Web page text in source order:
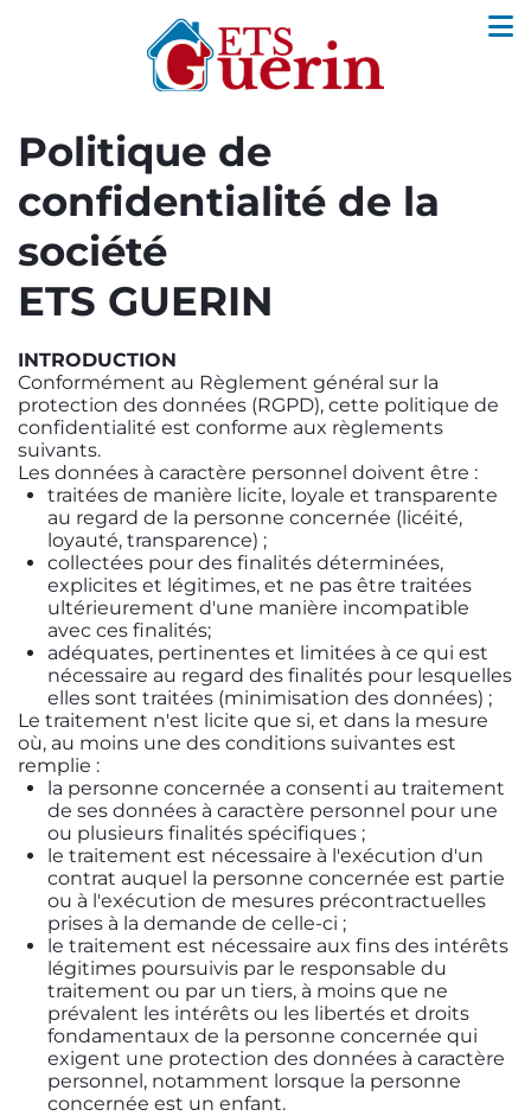
Politique de
confidentialité de la
société
ETS GUERIN
INTRODUCTION
Conformément au Règlement général sur la
protection des données (RGPD), cette politique de
confidentialité est conforme aux règlements
suivants.
Les données à caractère personnel doivent être :
traitées de manière licite, loyale et transparente
au regard de la personne concernée (licéité,
loyauté, transparence) ;
collectées pour des finalités déterminées,
explicites et légitimes, et ne pas être traitées
ultérieurement d'une manière incompatible
avec ces finalités;
adéquates, pertinentes et limitées à ce qui est
nécessaire au regard des finalités pour lesquelles
elles sont traitées (minimisation des données) ;
Le traitement n'est licite que si, et dans la mesure
où, au moins une des conditions suivantes est
remplie :
la personne concernée a consenti au traitement
de ses données à caractère personnel pour une
ou plusieurs finalités spécifiques ;
le traitement est nécessaire à l'exécution d'un
contrat auquel la personne concernée est partie
ou à l'exécution de mesures précontractuelles
prises à la demande de celle-ci ;
le traitement est nécessaire aux fins des intérêts
légitimes poursuivis par le responsable du
traitement ou par un tiers, à moins que ne
prévalent les intérêts ou les libertés et droits
fondamentaux de la personne concernée qui
exigent une protection des données à caractère
personnel, notamment lorsque la personne
concernée est un enfant.